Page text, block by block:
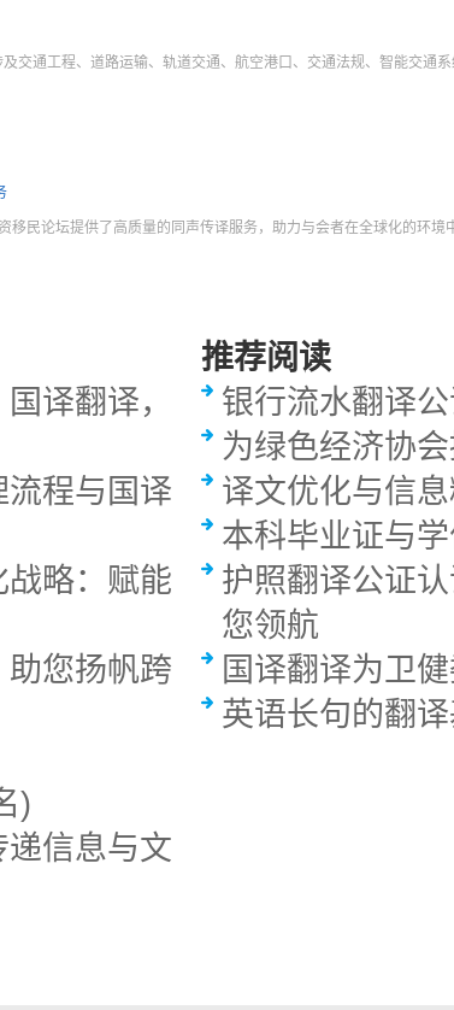
及交通工程、道路运输、轨道交通、航空港口、交通法规、智能交通
移民论坛提供了高质量的同声传译服务，助力与会者在全球化的环境
译翻译，
程与国译
略：赋能
您扬帆跨
)
信息与文
推荐阅读
银行流水翻译
为绿色经济协
译文优化与信
本科毕业证与
护照翻译公证
您领航
国译翻译为卫
英语长句的翻